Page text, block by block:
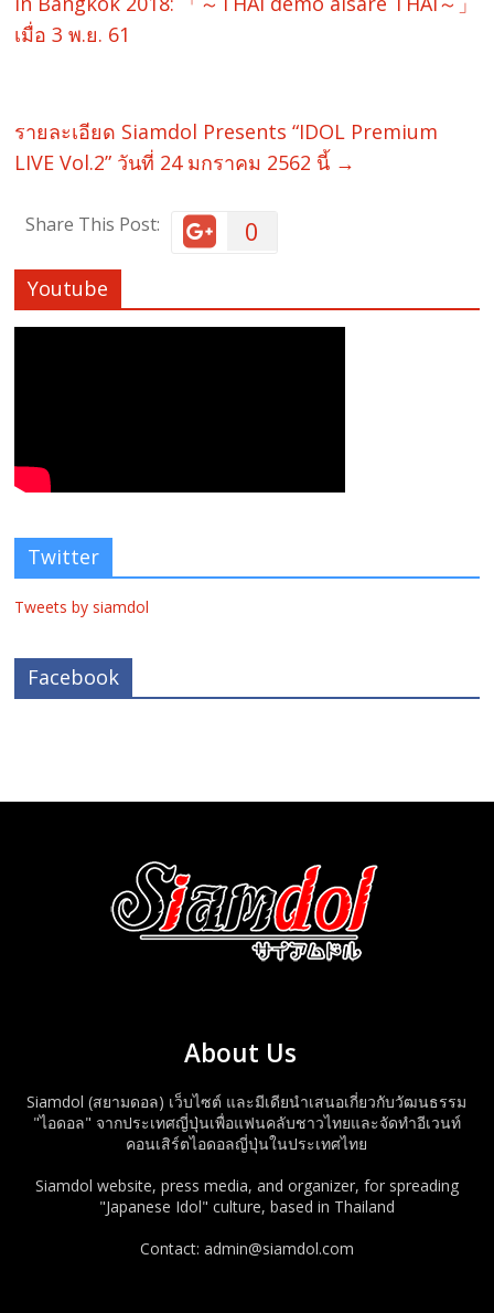
เมื่อ 3 พ.ย. 61
รายละเอียด Siamdol Presents “IDOL Premium
LIVE Vol.2” วันที่ 24 มกราคม 2562 นี้ →
Share This Post: 0
Youtube
Twitter
Tweets by siamdol
Facebook
About Us
Siamdol (สยามดอล) เว็บไซต์ และมีเดียนำเสนอเกี่ยวกับวัฒนธรรม
"ไอดอล" จากประเทศญี่ปุ่นเพื่อแฟนคลับชาวไทยและจัดทำอีเวนท์
คอนเสิร์ตไอดอลญี่ปุ่นในประเทศไทย
Siamdol website, press media, and organizer, for spreading
"Japanese Idol" culture, based in Thailand
Contact: admin@siamdol.com